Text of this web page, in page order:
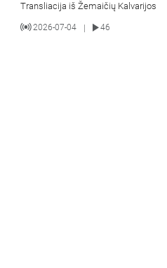
Transliacija iš Žemaičių Kalvarijos
2026-07-04 |
46